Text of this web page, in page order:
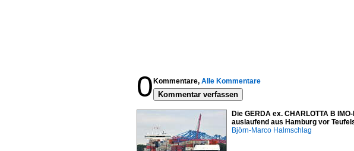
0 Kommentare, Alle Kommentare
Kommentar verfassen
Die GERDA ex. CHARLOTTA B
auslaufend aus Hamburg vor
Björn-Marco Halmschlag